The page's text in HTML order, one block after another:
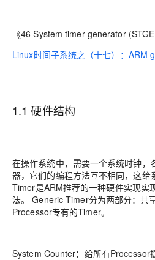
《46 System timer generator
Linux时间子系统之（十七）：ARM
1.1 硬件结构
在操作系统中，需要一个系统时钟，
器，它们的编程方法互不相同，这
Timer是ARM推荐的一种硬件实现实
法。 Generic Timer分为两部分：共
Processor专有的Timer。
System Counter：给所有Processor